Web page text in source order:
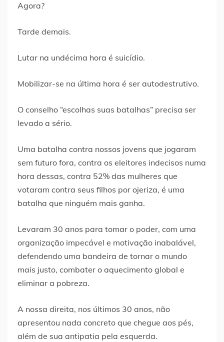
Agora?
Tarde demais.
Lutar na undécima hora é suicídio.
Mobilizar-se na última hora é ser autodestrutivo.
O conselho “escolhas suas batalhas” precisa ser
levado a sério.
Uma batalha contra nossos jovens que jogaram
sem futuro fora, contra os eleitores indecisos numa
hora dessas, contra 52% das mulheres que
votaram contra seus filhos por ojeriza, é uma
batalha que ninguém mais ganha.
Levaram 30 anos para tomar o poder, com uma
organização impecável e motivação inabalável,
defendendo uma bandeira de tornar o mundo
mais justo, combater o aquecimento global e
eliminar a pobreza.
A nossa direita, nos últimos 30 anos, não
apresentou nada concreto que chegue aos pés,
além de sua antipatia pela esquerda.